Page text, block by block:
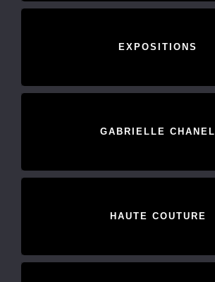
EXPOSITIONS
GABRIELLE CHANEL
HAUTE COUTURE